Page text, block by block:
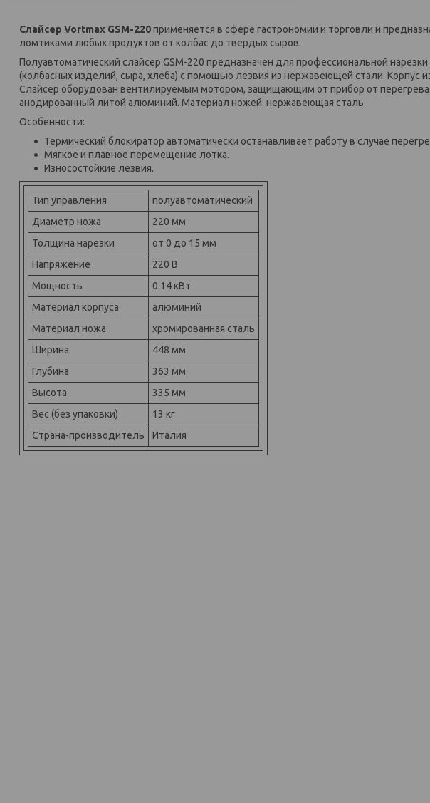
Слайсер Vortmax GSM-220применяется в сфере гастрономии и торговли и
ломтиками любых продуктов от колбас до твердых сыров.
Полуавтоматический слайсер GSM-220 предназначен для профессиональной
(колбасных изделий, сыра, хлеба) с помощью лезвия из нержавеющей стали. Корпус
Слайсер оборудован вентилируемым мотором, защищающим от прибор от
анодированный литой алюминий. Материал ножей: нержавеющая сталь.
Особенности:
Термический блокиратор автоматически останавливает работу в случае
Мягкое и плавное перемещение лотка.
Износостойкие лезвия.
Тип управления
полуавтоматический
Диаметр ножа
220 мм
Толщина нарезки
от 0 до 15 мм
Напряжение
220 В
Мощность
0.14 кВт
Материал корпуса
алюминий
Материал ножа
хромированная сталь
Ширина
448 мм
Глубина
363 мм
Высота
335 мм
Вес (без упаковки)
13 кг
Страна-производитель
Италия